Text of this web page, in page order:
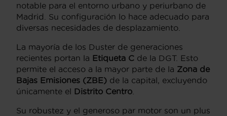
notable para el entorno urbano y periurbano de
Madrid. Su configuración lo hace adecuado para
diversas necesidades de desplazamiento.
La mayoría de los Duster de generaciones
recientes portan la Etiqueta C de la DGT. Esto
permite el acceso a la mayor parte de la Zona de
Bajas Emisiones (ZBE) de la capital, excluyendo
únicamente el Distrito Centro
Su robustez y el generoso par motor son un plus